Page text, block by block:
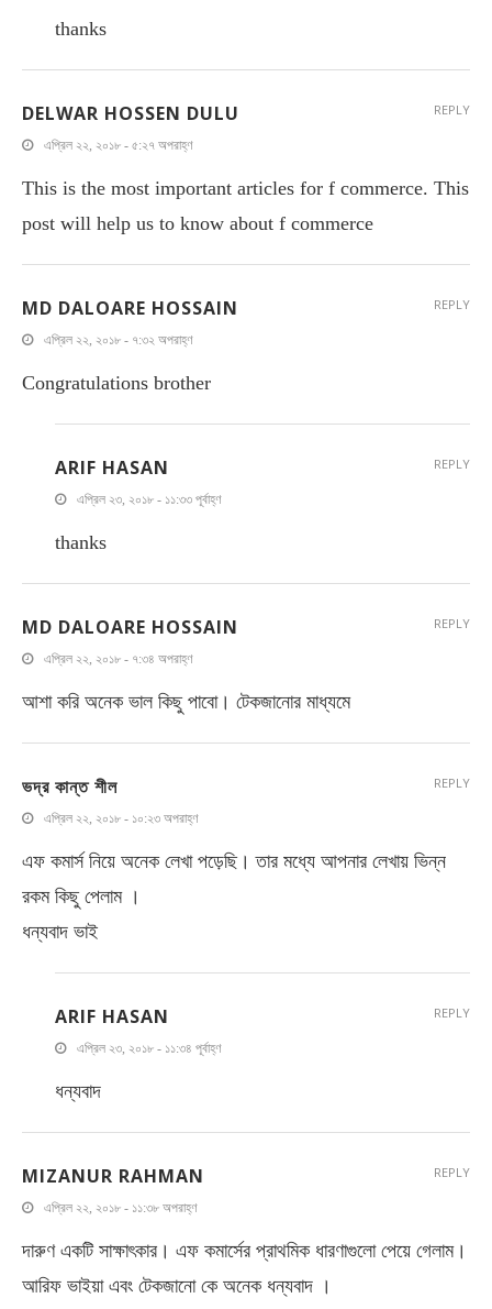
thanks
DELWAR HOSSEN DULU
এপ্রিল ২২, ২০১৮ - ৫:২৭ অপরাহ্ণ
This is the most important articles for f commerce. This
post will help us to know about f commerce
REPLY
MD DALOARE HOSSAIN
এপ্রিল ২২, ২০১৮ - ৭:৩২ অপরাহ্ণ
Congratulations brother
REPLY
ARIF HASAN
এপ্রিল ২৩, ২০১৮ - ১১:৩৩ পূর্বাহ্ণ
thanks
REPLY
MD DALOARE HOSSAIN
এপ্রিল ২২, ২০১৮ - ৭:৩৪ অপরাহ্ণ
আশা করি অনেক ভাল কিছু পাবো। টেকজানোর মাধ্যমে
REPLY
ভদ্র কান্ত শীল
এপ্রিল ২২, ২০১৮ - ১০:২৩ অপরাহ্ণ
এফ কমার্স নিয়ে অনেক লেখা পড়েছি। তার মধ্যে আপনার লেখায় ভিন্ন
রকম কিছু পেলাম ।
ধন্যবাদ ভাই
REPLY
ARIF HASAN
এপ্রিল ২৩, ২০১৮ - ১১:৩৪ পূর্বাহ্ণ
ধন্যবাদ
REPLY
MIZANUR RAHMAN
এপ্রিল ২২, ২০১৮ - ১১:৩৮ অপরাহ্ণ
দারুণ একটি সাক্ষাৎকার। এফ কমার্সের প্রাথমিক ধারণাগুলো পেয়ে গেলাম।
আরিফ ভাইয়া এবং টেকজানো কে অনেক ধন্যবাদ ।
REPLY